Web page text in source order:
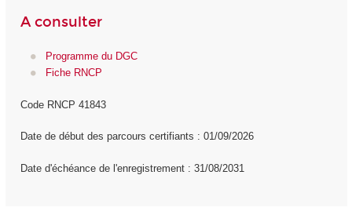
A consulter
Programme du DGC
Fiche RNCP
Code RNCP 41843
Date de début des parcours certifiants : 01/09/2026
Date d'échéance de l'enregistrement : 31/08/2031